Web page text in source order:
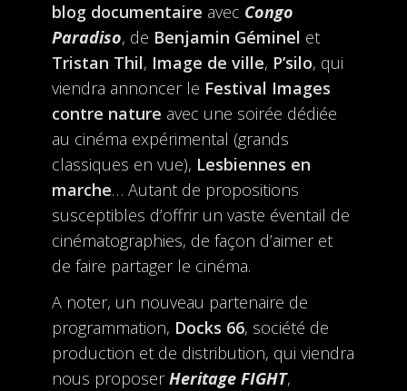
blog documentaire avec Congo
Paradiso, de Benjamin Géminel et
Tristan Thil, Image de ville, P’silo, qui
viendra annoncer le Festival Images
contre nature avec une soirée dédiée
au cinéma expérimental (grands
classiques en vue), Lesbiennes en
marche… Autant de propositions
susceptibles d’offrir un vaste éventail de
cinématographies, de façon d’aimer et
de faire partager le cinéma.
A noter, un nouveau partenaire de
programmation, Docks 66, société de
production et de distribution, qui viendra
nous proposerHeritage FIGHT,